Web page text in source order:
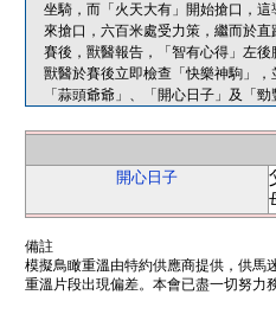
坐騎，而「火天大有」開始搶口，
來搶口，六百米處受力策，繼而於
賽後，獸醫報告，「智有心得」左後
獸醫於賽後立即檢查「快樂神駒」，
「蒜頭爺爺」、「開心日子」及「
開心日子
備註
模擬鳥瞰重溫由特約供應商提供，供馬
重溫片段出現偏差。本會已盡一切努力